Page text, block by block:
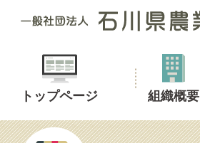
トップページ 組織概要